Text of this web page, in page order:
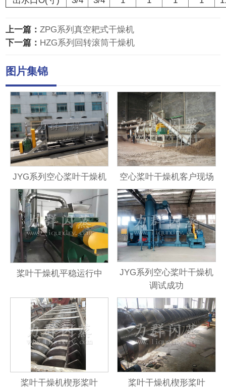
上一篇：ZPG系列真空耙式干燥机
下一篇： HZG系列回转滚筒干燥机
图片集锦
JYG系列空心桨叶干燥机 空心桨叶干燥机客户现场
桨叶干燥机平稳运行中
JYG系列空心桨叶干燥机
调试成功
桨叶干燥机楔形桨叶 桨叶干燥机楔形桨叶